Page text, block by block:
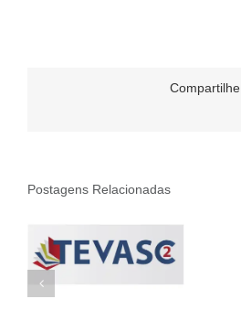
Compartilhe
Postagens Relacionadas